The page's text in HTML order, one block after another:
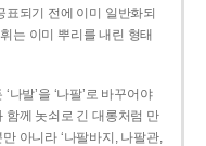
표되기 전에 이미 일반화되
는 이미 뿌리를 내린 형태
나발’을 ‘나팔’로 바꾸어야
함께 놋쇠로 긴 대롱처럼 만
아니라 ‘나팔바지, 나팔관,